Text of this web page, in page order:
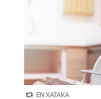
EN XATAKA